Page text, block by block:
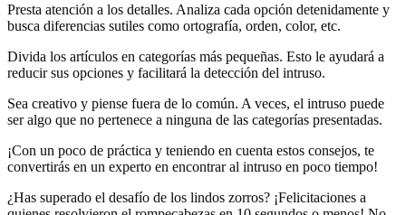
Presta atención a los detalles. Analiza cada opción detenidamente y
busca diferencias sutiles como ortografía, orden, color, etc.
Divida los artículos en categorías más pequeñas. Esto le ayudará a
reducir sus opciones y facilitará la detección del intruso.
Sea creativo y piense fuera de lo común. A veces, el intruso puede
ser algo que no pertenece a ninguna de las categorías presentadas.
¡Con un poco de práctica y teniendo en cuenta estos consejos, te
convertirás en un experto en encontrar al intruso en poco tiempo!
¿Has superado el desafío de los lindos zorros? ¡Felicitaciones a